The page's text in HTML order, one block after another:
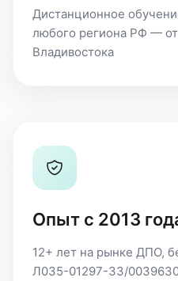
Дистанционное
любого региона РФ —
Владивостока
Опыт с 2013
12+ лет на рынке ДПО,
Л035-01297-33/